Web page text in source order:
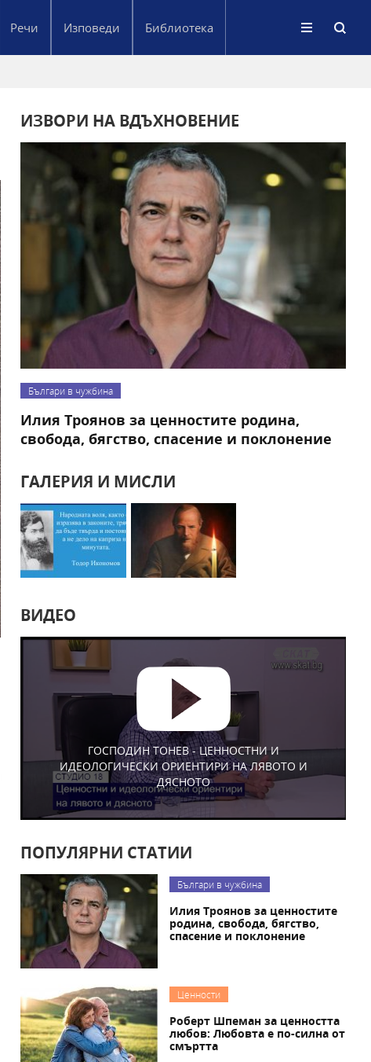
Речи Изповеди Библиотека
ИЗВОРИ НА ВДЪХНОВЕНИЕ
Българи в чужбина
Илия Троянов за ценностите родина,
свобода, бягство, спасение и поклонение
ГАЛЕРИЯ И МИСЛИ
ВИДЕО
ГОСПОДИН ТОНЕВ - ЦЕННОСТНИ И
ИДЕОЛОГИЧЕСКИ ОРИЕНТИРИ НА ЛЯВОТО И
ДЯСНОТО
ПОПУЛЯРНИ СТАТИИ
Българи в чужбина
Илия Троянов за ценностите
родина, свобода, бягство,
спасение и поклонение
Ценности
Роберт Шпеман за ценността
любов: Любовта е по-силна от
смъртта